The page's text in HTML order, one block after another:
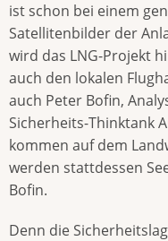
ist schon bei einem
Satellitenbilder der
wird das LNG-Projekt
auch den lokalen
auch Peter Bofin,
Sicherheits-Thinktank
kommen auf dem
werden stattdessen
Bofin.
Denn die